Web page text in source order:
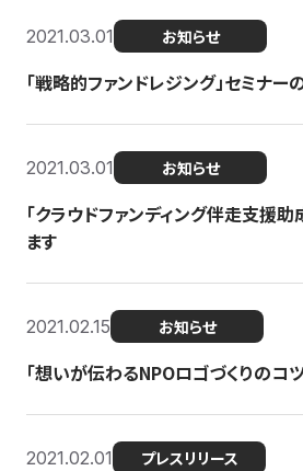
2021.03.01 お知らせ
「戦略的ファンドレジング」セミナー
2021.03.01 お知らせ
「クラウドファンディング伴走支援
ます
2021.02.15 お知らせ
「想いが伝わるNPOロゴづくりのコ
2021.02.01 プレスリリース